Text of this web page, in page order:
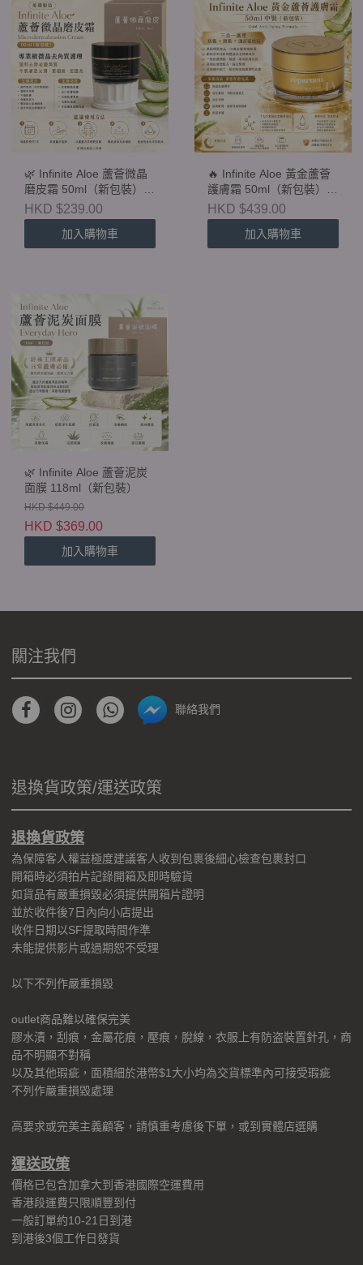
🌿 Infinite Aloe 蘆薈微晶
磨皮霜 50ml（新包裝）
Microdermabrasion
Cream
HKD $239.00
加入購物車
🔥 Infinite Aloe 黃金蘆薈
護膚霜 50ml（新包裝）
🔥
HKD $439.00
加入購物車
🌿 Infinite Aloe 蘆薈泥炭
面膜 118ml（新包裝）
HKD $449.00
HKD $369.00
加入購物車
關注我們
聯絡我們
退換貨政策/運送政策
退換貨政策
為保障客人權益極度建議客人收到包裹後細心檢查包裹封口
開箱時必須拍片記錄開箱及即時驗貨
如貨品有嚴重損毀必須提供開箱片證明
並於收件後7日內向小店提出
收件日期以SF提取時間作準
未能提供影片或過期恕不受理
以下不列作嚴重損毀
outlet商品難以確保完美
膠水漬，刮痕，金屬花痕，壓痕，脫線，衣服上有防盗裝置針孔，商
品不明顯不對稱
以及其他瑕疵，面積細於港幣$1大小均為交貨標準內可接受瑕疵
不列作嚴重損毀處理
高要求或完美主義顧客，請慎重考慮後下單，或到實體店選購
運送政策
價格已包含加拿大到香港國際空運費用
香港段運費只限順豐到付
一般訂單約10-21日到港
到港後3個工作日發貨